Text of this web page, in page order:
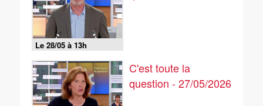
Le 28/05 à 13h
C'est toute la
question - 27/05/2026